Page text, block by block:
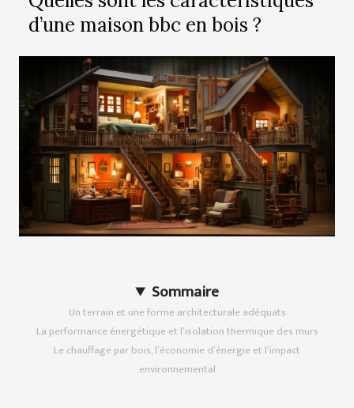
d’une maison bbc en bois ?
Sommaire
Un terrain et une forme architecturale adéquats
La performance énergétique et l’isolation thermique des murs
Le chauffage par bois, l’économie d’énergie et l’impact
environnemental